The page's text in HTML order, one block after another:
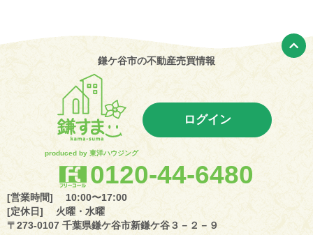
鎌ケ谷市の不動産売買情報
produced by 東洋ハウジング
ログイン
0120-44-6480
[営業時間] 10:00〜17:00
[定休日] 火曜・水曜
〒273-0107 千葉県鎌ケ谷市新鎌ケ谷３－２－９